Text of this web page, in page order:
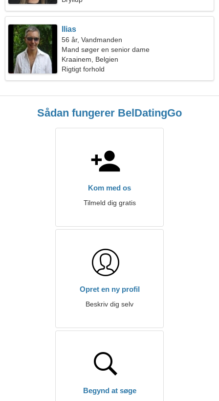
Ilias
56 år, Vandmanden
Mand søger en senior dame
Kraainem, Belgien
Rigtigt forhold
Sådan fungerer BelDatingGo
Kom med os
Tilmeld dig gratis
Opret en ny profil
Beskriv dig selv
Begynd at søge